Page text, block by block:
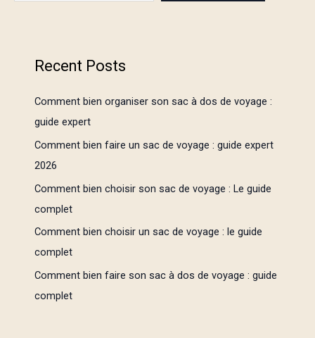
Recent Posts
Comment bien organiser son sac à dos de voyage :
guide expert
Comment bien faire un sac de voyage : guide expert
2026
Comment bien choisir son sac de voyage : Le guide
complet
Comment bien choisir un sac de voyage : le guide
complet
Comment bien faire son sac à dos de voyage : guide
complet